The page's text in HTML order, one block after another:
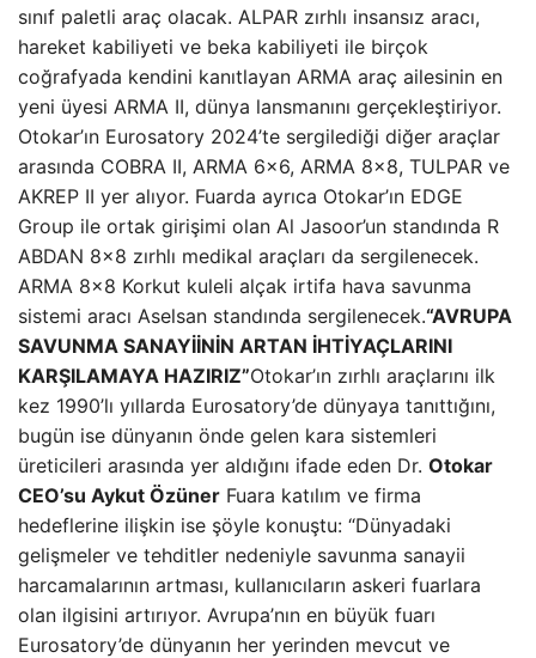
sınıf paletli araç olacak. ALPAR zırhlı insansız aracı,
hareket kabiliyeti ve beka kabiliyeti ile birçok
coğrafyada kendini kanıtlayan ARMA araç ailesinin en
yeni üyesi ARMA II, dünya lansmanını gerçekleştiriyor.
Otokar’ın Eurosatory 2024’te sergilediği diğer araçlar
arasında COBRA II, ARMA 6×6, ARMA 8×8, TULPAR ve
AKREP II yer alıyor. Fuarda ayrıca Otokar’ın EDGE
Group ile ortak girişimi olan Al Jasoor’un standında R
ABDAN 8×8 zırhlı medikal araçları da sergilenecek.
ARMA 8×8 Korkut kuleli alçak irtifa hava savunma
sistemi aracı Aselsan standında sergilenecek.“AVRUPA
SAVUNMA SANAYİİNİN ARTAN İHTİYAÇLARINI
KARŞILAMAYA HAZIRIZ”Otokar’ın zırhlı araçlarını ilk
kez 1990’lı yıllarda Eurosatory’de dünyaya tanıttığını,
bugün ise dünyanın önde gelen kara sistemleri
üreticileri arasında yer aldığını ifade eden Dr. Otokar
CEO’su Aykut Özüner Fuara katılım ve firma
hedeflerine ilişkin ise şöyle konuştu: “Dünyadaki
gelişmeler ve tehditler nedeniyle savunma sanayii
harcamalarının artması, kullanıcıların askeri fuarlara
olan ilgisini artırıyor. Avrupa’nın en büyük fuarı
Eurosatory’de dünyanın her yerinden mevcut ve